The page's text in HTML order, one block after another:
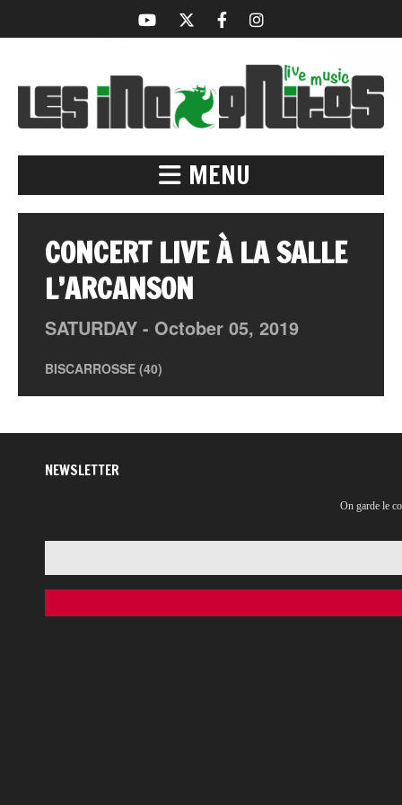
MENU
CONCERT LIVE À LA SALLE
L’ARCANSON
SATURDAY - October 05, 2019
BISCARROSSE (40)
NEWSLETTER
On garde le